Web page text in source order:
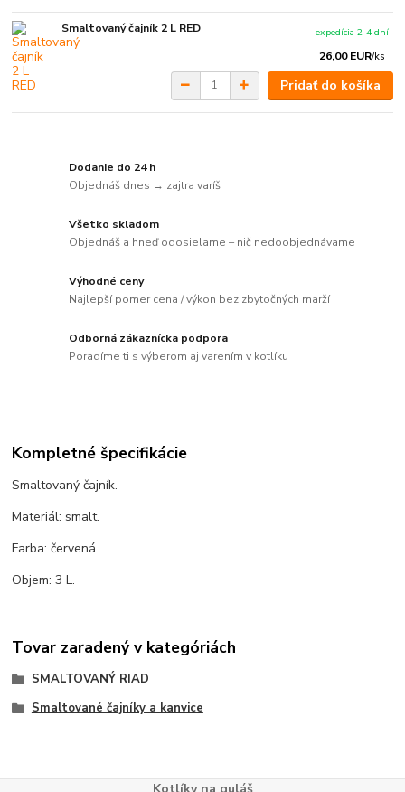
Smaltovaný čajník 2 L RED
26,00 EUR/ks
expedícia 2-4 dní
Pridať do košíka
Dodanie do 24 h
Objednáš dnes → zajtra varíš
Všetko skladom
Objednáš a hneď odosielame – nič nedoobjednávame
Výhodné ceny
Najlepší pomer cena / výkon bez zbytočných marží
Odborná zákaznícka podpora
Poradíme ti s výberom aj varením v kotlíku
Kompletné špecifikácie
Smaltovaný čajník.
Materiál: smalt.
Farba: červená.
Objem: 3 L.
Tovar zaradený v kategóriách
SMALTOVANÝ RIAD
Smaltované čajníky a kanvice